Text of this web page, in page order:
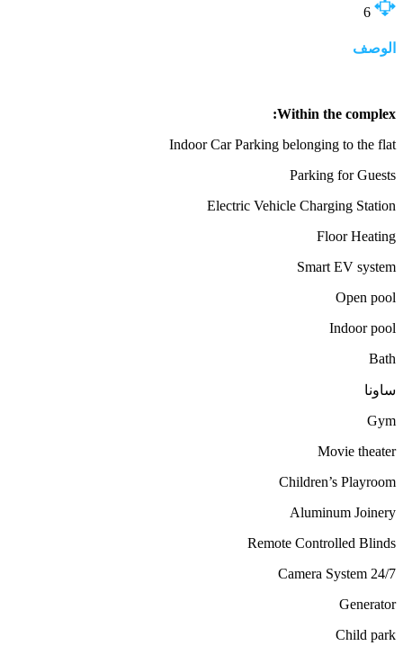
6
الوصف
Within the complex:
Indoor Car Parking belonging to the flat
Parking for Guests
Electric Vehicle Charging Station
Floor Heating
Smart EV system
Open pool
Indoor pool
Bath
ساونا
Gym
Movie theater
Children’s Playroom
Aluminum Joinery
Remote Controlled Blinds
24/7 Camera System
Generator
Child park